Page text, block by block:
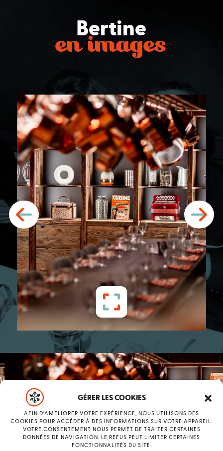
GÉRER LES COOKIES
AFIN D’AMÉLIORER VOTRE EXPÉRIENCE, NOUS UTILISONS DES
COOKIES POUR ACCÉDER À DES INFORMATIONS SUR VOTRE APPAREIL.
VOTRE CONSENTEMENT NOUS PERMET DE TRAITER CERTAINES
DONNÉES DE NAVIGATION. LE REFUS PEUT LIMITER CERTAINES
FONCTIONNALITÉS DU SITE.
Bertine
en images